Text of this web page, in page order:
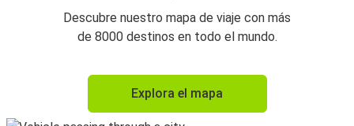
Descubre nuestro mapa de viaje con más
de 8000 destinos en todo el mundo.
Explora el mapa